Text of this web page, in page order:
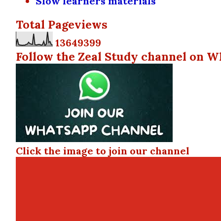
Total Pageviews
13649399
Follow the Zeal Study channel on
Click the image to join our channel